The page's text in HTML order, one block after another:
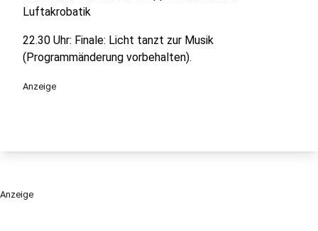
Luftakrobatik
22.30 Uhr: Finale: Licht tanzt zur Musik
(Programmänderung vorbehalten).
Anzeige
Anzeige